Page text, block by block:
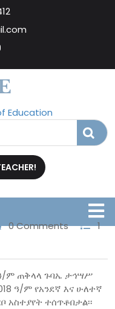
Education
0 Comments
1
ም ጠቅላላ ጉባኤ ታኅሣሥ
ዓ/ም የአንደኛ እና ሁለተኛ
ተሰጥቶበታል፡፡